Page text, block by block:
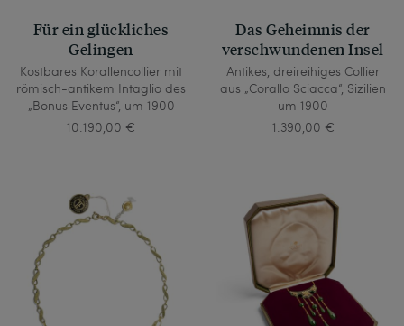
Für ein glückliches
Gelingen
Kostbares Korallencollier mit
römisch-antikem Intaglio des
„Bonus Eventus“, um 1900
10.190,00 €
Das Geheimnis der
verschwundenen Insel
Antikes, dreireihiges Collier
aus „Corallo Sciacca“, Sizilien
um 1900
1.390,00 €